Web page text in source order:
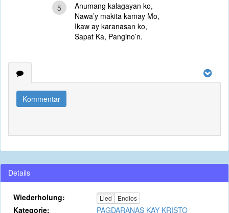
5
Anumang kalagayan ko,
Nawa’y makita kamay Mo,
Ikaw ay karanasan ko,
Sapat Ka, Pangino’n.
Kommentar
Details
Wiederholung: Lied Endlos
Kategorie:
PAGDARANAS KAY KRISTO